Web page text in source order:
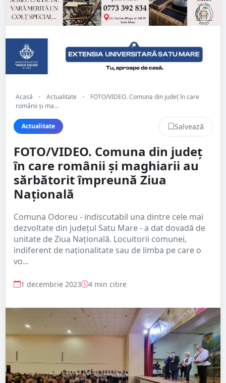
Acasă • Actualitate •
FOTO/VIDEO. Comuna din județ în care
românii și ma...
Actualitate Salvează
FOTO/VIDEO. Comuna din județ
în care românii și maghiarii au
sărbătorit împreună Ziua
Națională
Comuna Odoreu - indiscutabil una dintre cele mai
dezvoltate din județul Satu Mare - a dat dovadă de
unitate de Ziua Națională. Locuitorii comunei,
indiferent de naționalitate sau de limba pe care o
vo...
1 decembrie 2023 4 min citire